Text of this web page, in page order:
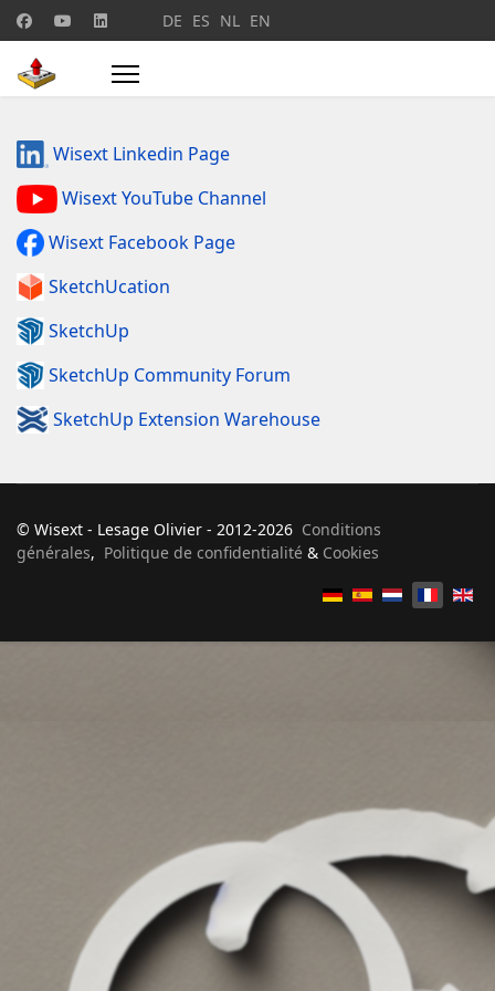
Sélectionnez votre langue
DE ES NL EN
Wisext Linkedin Page
Wisext YouTube Channel
Wisext Facebook Page
SketchUcation
SketchUp
SketchUp Community Forum
SketchUp Extension Warehouse
© Wisext - Lesage Olivier - 2012-2026 Conditions
générales, Politique de confidentialité & Cookies